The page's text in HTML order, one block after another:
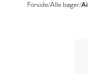
Forside/Alle bøger/Ai